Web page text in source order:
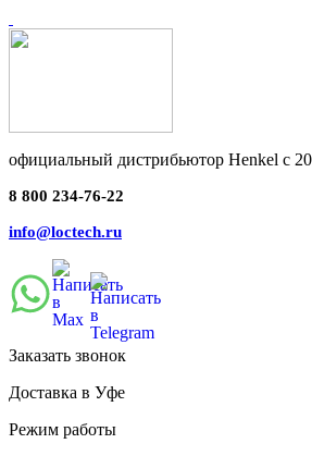
официальный дистрибьютор Henkel с
8 800 234-76-22
info@loctech.ru
Заказать звонок
Доставка в Уфе
Режим работы